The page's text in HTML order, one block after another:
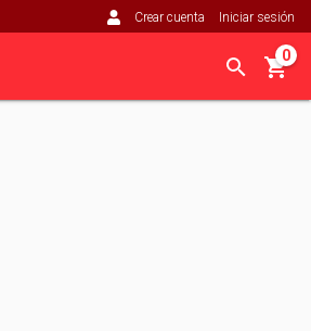
Crear cuenta Iniciar sesión
0